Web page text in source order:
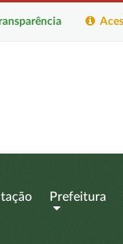
Prefeitura